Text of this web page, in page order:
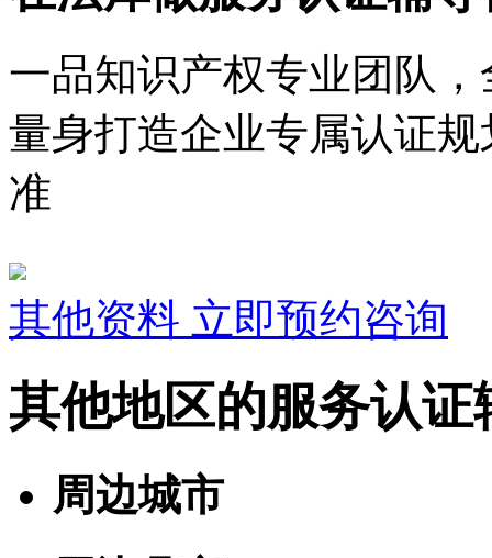
一品知识产权专业团队
量身打造企业专属认证
准
其他资料 立即预约咨询
其他地区的服务认证
周边城市